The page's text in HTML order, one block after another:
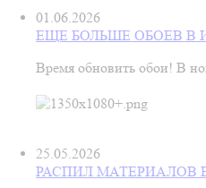
01.06.2026
ЕЩЕ БОЛЬШЕ ОБОЕВ В
Время обновить обои! В
25.05.2026
РАСПИЛ МАТЕРИАЛОВ